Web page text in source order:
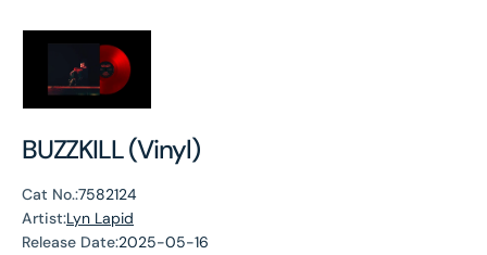
BUZZKILL (Vinyl)
Cat No.:7582124
Artist:Lyn Lapid
Release Date:2025-05-16